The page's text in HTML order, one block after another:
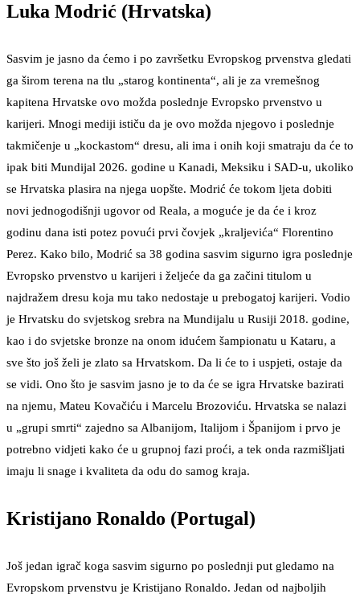
Luka Modrić (Hrvatska)
Sasvim je jasno da ćemo i po završetku Evropskog prvenstva gledati
ga širom terena na tlu „starog kontinenta“, ali je za vremešnog
kapitena Hrvatske ovo možda poslednje Evropsko prvenstvo u
karijeri. Mnogi mediji ističu da je ovo možda njegovo i poslednje
takmičenje u „kockastom“ dresu, ali ima i onih koji smatraju da će to
ipak biti Mundijal 2026. godine u Kanadi, Meksiku i SAD-u, ukoliko
se Hrvatska plasira na njega uopšte. Modrić će tokom ljeta dobiti
novi jednogodišnji ugovor od Reala, a moguće je da će i kroz
godinu dana isti potez povući prvi čovjek „kraljevića“ Florentino
Perez. Kako bilo, Modrić sa 38 godina sasvim sigurno igra poslednje
Evropsko prvenstvo u karijeri i željeće da ga začini titulom u
najdražem dresu koja mu tako nedostaje u prebogatoj karijeri. Vodio
je Hrvatsku do svjetskog srebra na Mundijalu u Rusiji 2018. godine,
kao i do svjetske bronze na onom idućem šampionatu u Kataru, a
sve što još želi je zlato sa Hrvatskom. Da li će to i uspjeti, ostaje da
se vidi. Ono što je sasvim jasno je to da će se igra Hrvatske bazirati
na njemu, Mateu Kovačiću i Marcelu Brozoviću. Hrvatska se nalazi
u „grupi smrti“ zajedno sa Albanijom, Italijom i Španijom i prvo je
potrebno vidjeti kako će u grupnoj fazi proći, a tek onda razmišljati
imaju li snage i kvaliteta da odu do samog kraja.
Kristijano Ronaldo (Portugal)
Još jedan igrač koga sasvim sigurno po poslednji put gledamo na
Evropskom prvenstvu je Kristijano Ronaldo. Jedan od najboljih